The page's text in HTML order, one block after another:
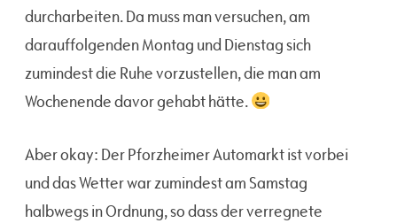
durcharbeiten. Da muss man versuchen, am
darauffolgenden Montag und Dienstag sich
zumindest die Ruhe vorzustellen, die man am
Wochenende davor gehabt hätte.
Aber okay: Der Pforzheimer Automarkt ist vorbei
und das Wetter war zumindest am Samstag
halbwegs in Ordnung, so dass der verregnete